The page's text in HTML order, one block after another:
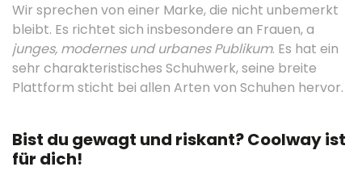
Wir sprechen von einer Marke, die nicht unbemerkt
bleibt. Es richtet sich insbesondere an Frauen, a
junges, modernes und urbanes Publikum. Es hat ein
sehr charakteristisches Schuhwerk, seine breite
Plattform sticht bei allen Arten von Schuhen hervor.
Bist du gewagt und riskant? Coolway ist
für dich!